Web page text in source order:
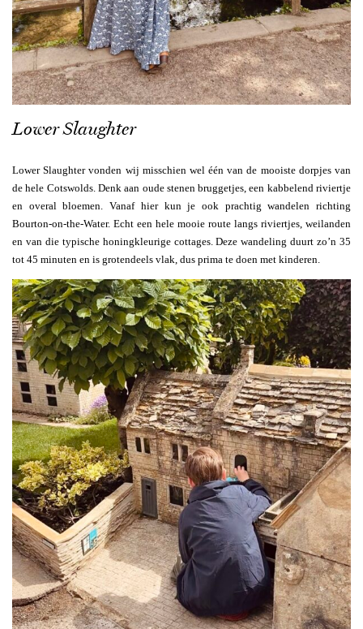
Lower Slaughter
Lower Slaughter vonden wij misschien wel één van de mooiste dorpjes van
de hele Cotswolds. Denk aan oude stenen bruggetjes, een kabbelend riviertje
en overal bloemen. Vanaf hier kun je ook prachtig wandelen richting
Bourton-on-the-Water. Echt een hele mooie route langs riviertjes, weilanden
en van die typische honingkleurige cottages. Deze wandeling duurt zo’n 35
tot 45 minuten en is grotendeels vlak, dus prima te doen met kinderen.